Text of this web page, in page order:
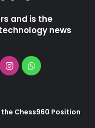
and is the
news
InstagramWhatsApp
Chess960 Position